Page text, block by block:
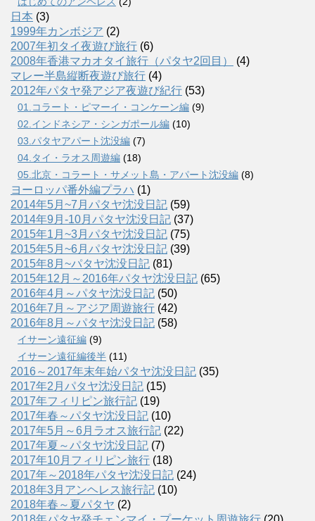
日本 (3)
1999年カンボジア (2)
2007年初タイ夜遊び旅行 (6)
2008年香港マカオタイ旅行（パタヤ2回目）
(4)
マレー半島縦断夜遊び旅行 (4)
2012年パタヤ発アジア夜遊び紀行 (53)
01.コラート・ピマーイ・コンケーン編 (9)
02.インドネシア・シンガポール編 (10)
03.パタヤアパート沈没編 (7)
04.タイ・ラオス周遊編 (18)
05.北京・コラート・サメット島・アパート沈没編 (8)
ヨーロッパ番外編プラハ (1)
2014年5月~7月パタヤ沈没日記 (59)
2014年9月-10月パタヤ沈没日記 (37)
2015年1月~3月パタヤ沈没日記 (75)
2015年5月~6月パタヤ沈没日記 (39)
2015年8月~パタヤ沈没日記 (81)
2015年12月～2016年パタヤ沈没日記 (65)
2016年4月～パタヤ沈没日記 (50)
2016年7月～アジア周遊旅行 (42)
2016年8月～パタヤ沈没日記 (58)
イサーン遠征編 (9)
イサーン遠征編後半 (11)
2016～2017年末年始パタヤ沈没日記 (35)
2017年2月パタヤ沈没日記 (15)
2017年フィリピン旅行記 (19)
2017年春～パタヤ沈没日記 (10)
2017年5月～6月ラオス旅行記 (22)
2017年夏～パタヤ沈没日記 (7)
2017年10月フィリピン旅行 (18)
2017年～2018年パタヤ沈没日記 (24)
2018年3月アンヘレス旅行記 (10)
2018年春～夏パタヤ (2)